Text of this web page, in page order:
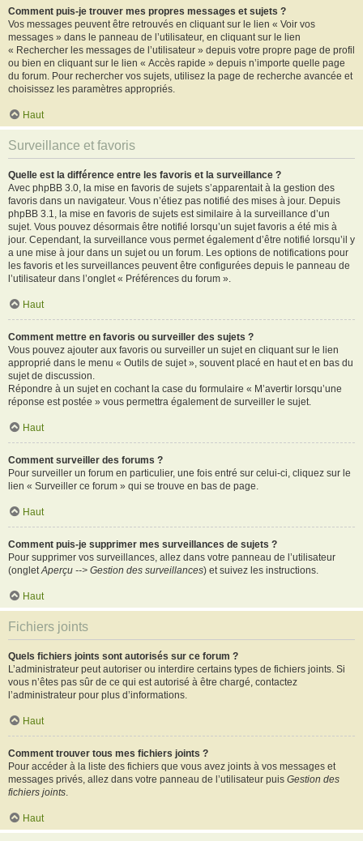
Comment puis-je trouver mes propres messages et sujets ?
Vos messages peuvent être retrouvés en cliquant sur le lien « Voir vos
messages » dans le panneau de l’utilisateur, en cliquant sur le lien
« Rechercher les messages de l’utilisateur » depuis votre propre page de profil
ou bien en cliquant sur le lien « Accès rapide » depuis n’importe quelle page
du forum. Pour rechercher vos sujets, utilisez la page de recherche avancée et
choisissez les paramètres appropriés.
Haut
Surveillance et favoris
Quelle est la différence entre les favoris et la surveillance ?
Avec phpBB 3.0, la mise en favoris de sujets s’apparentait à la gestion des
favoris dans un navigateur. Vous n’étiez pas notifié des mises à jour. Depuis
phpBB 3.1, la mise en favoris de sujets est similaire à la surveillance d’un
sujet. Vous pouvez désormais être notifié lorsqu’un sujet favoris a été mis à
jour. Cependant, la surveillance vous permet également d’être notifié lorsqu’il y
a une mise à jour dans un sujet ou un forum. Les options de notifications pour
les favoris et les surveillances peuvent être configurées depuis le panneau de
l’utilisateur dans l’onglet « Préférences du forum ».
Haut
Comment mettre en favoris ou surveiller des sujets ?
Vous pouvez ajouter aux favoris ou surveiller un sujet en cliquant sur le lien
approprié dans le menu « Outils de sujet », souvent placé en haut et en bas du
sujet de discussion.
Répondre à un sujet en cochant la case du formulaire « M’avertir lorsqu’une
réponse est postée » vous permettra également de surveiller le sujet.
Haut
Comment surveiller des forums ?
Pour surveiller un forum en particulier, une fois entré sur celui-ci, cliquez sur le
lien « Surveiller ce forum » qui se trouve en bas de page.
Haut
Comment puis-je supprimer mes surveillances de sujets ?
Pour supprimer vos surveillances, allez dans votre panneau de l’utilisateur
(ongletAperçu --> Gestion des surveillances) et suivez les instructions.
Haut
Fichiers joints
Quels fichiers joints sont autorisés sur ce forum ?
L’administrateur peut autoriser ou interdire certains types de fichiers joints. Si
vous n’êtes pas sûr de ce qui est autorisé à être chargé, contactez
l’administrateur pour plus d’informations.
Haut
Comment trouver tous mes fichiers joints ?
Pour accéder à la liste des fichiers que vous avez joints à vos messages et
messages privés, allez dans votre panneau de l’utilisateur puis Gestion des
fichiers joints.
Haut